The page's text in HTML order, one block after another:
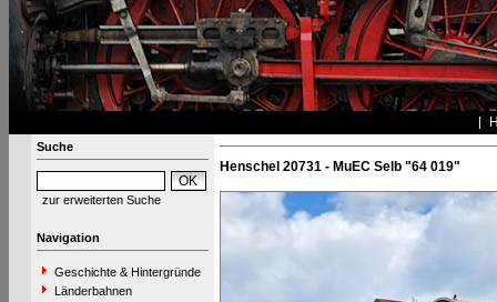
Suche
zur erweiterten Suche
Navigation
Geschichte & Hintergründe
Länderbahnen
Henschel 20731 - MuEC Selb "64 019"